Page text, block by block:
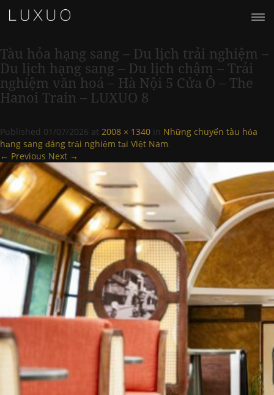
Tàu hỏa hạng sang – Du lịch trải nghiệm –
Du lịch hạng sang – Du lịch chậm – Trải
nghiệm văn hoá – Hà Nội 5 Cửa Ô – The
Hanoi Train – LUXUO 8
Published 01/07/2026 at 2008 × 1340 in Những chuyến tàu hỏa
hạng sang đáng trải nghiệm tại Việt Nam.
← Previous Next →